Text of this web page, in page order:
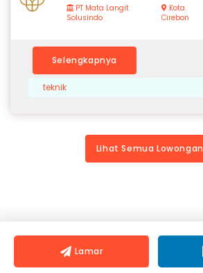
PT Mata Langit
Solusindo
Kota
Cirebon
Selengkapnya
teknik
Lihat Semua Lowongan
Lamar